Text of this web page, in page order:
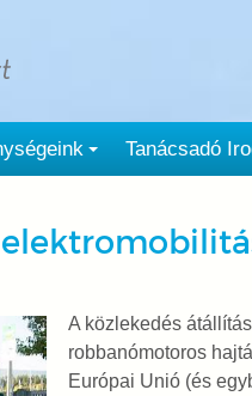
Tanácsadó
A közlekedés
robbanómotoros
Európai Unió (és